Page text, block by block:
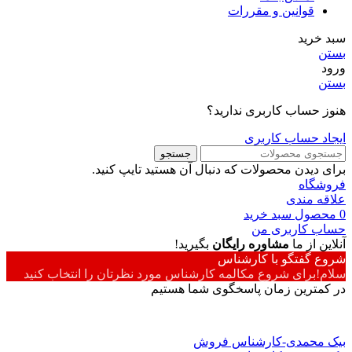
قوانین و مقررات
سبد خرید
بستن
ورود
بستن
هنوز حساب کاربری ندارید؟
ایجاد حساب کاربری
جستجو
برای دیدن محصولات که دنبال آن هستید تایپ کنید.
فروشگاه
علاقه مندی
0 محصول سبد خرید
حساب کاربری من
آنلاین از ما مشاوره رایگان بگیرید!
شروع گفتگو با کارشناس
سلام!برای شروع مکالمه کارشناس مورد نظرتان را انتخاب کنید
در کمترین زمان پاسخگوی شما هستیم
بیک محمدی-کارشناس فروش